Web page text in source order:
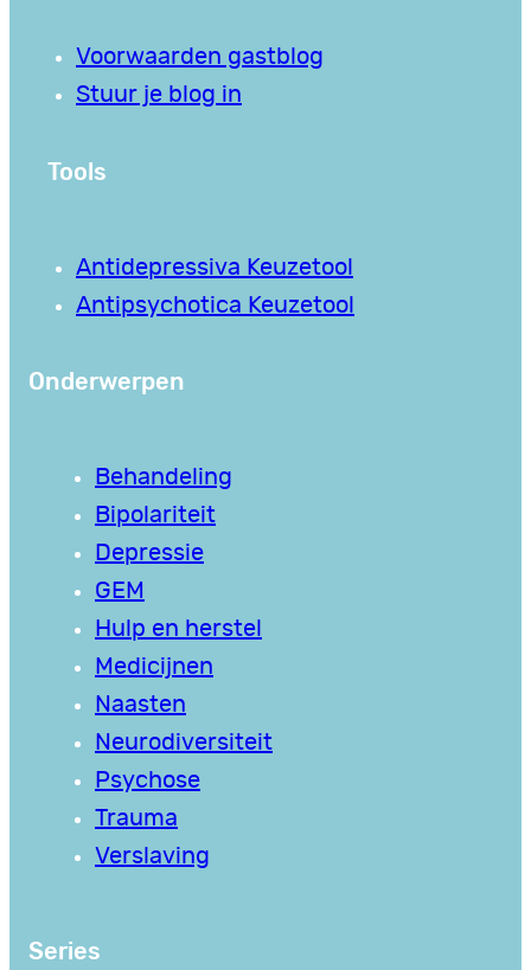
Voorwaarden gastblog
Stuur je blog in
Tools
Antidepressiva Keuzetool
Antipsychotica Keuzetool
Onderwerpen
Behandeling
Bipolariteit
Depressie
GEM
Hulp en herstel
Medicijnen
Naasten
Neurodiversiteit
Psychose
Trauma
Verslaving
Series